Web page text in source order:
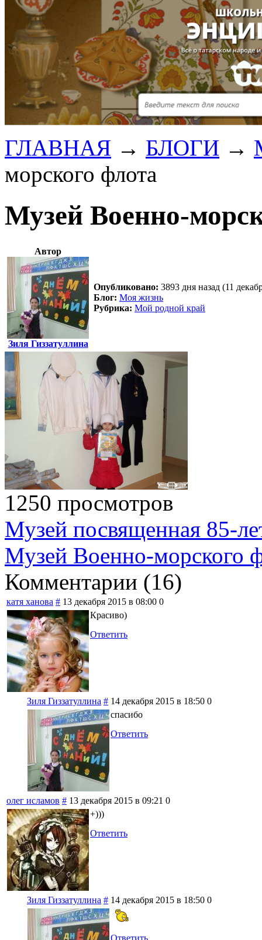
ГЛАВНАЯ → БЛОГИ →
морского флота
Музей Военно-
Автор
Зиля Гиззатуллина
Опубликовано: 3893 дня назад (11
Блог: Моя жизнь
Рубрика: Мой родной край
1250 просмотров
Музей посвященная 85-
Музей Военно-морского
Комментарии (16)
катя ханова # 13 декабря 2015 в 08:00 0
Красиво)
Ответить
Зиля Гиззатуллина # 14 декабря 2015 в 18:50 0
спасибо
Ответить
олег исламов # 13 декабря 2015 в 09:21 0
+)))
Ответить
Зиля Гиззатуллина # 14 декабря 2015 в 18:50 0
Ответить